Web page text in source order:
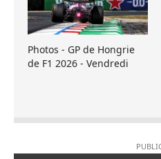
Photos - GP de Hongrie
de F1 2026 - Vendredi